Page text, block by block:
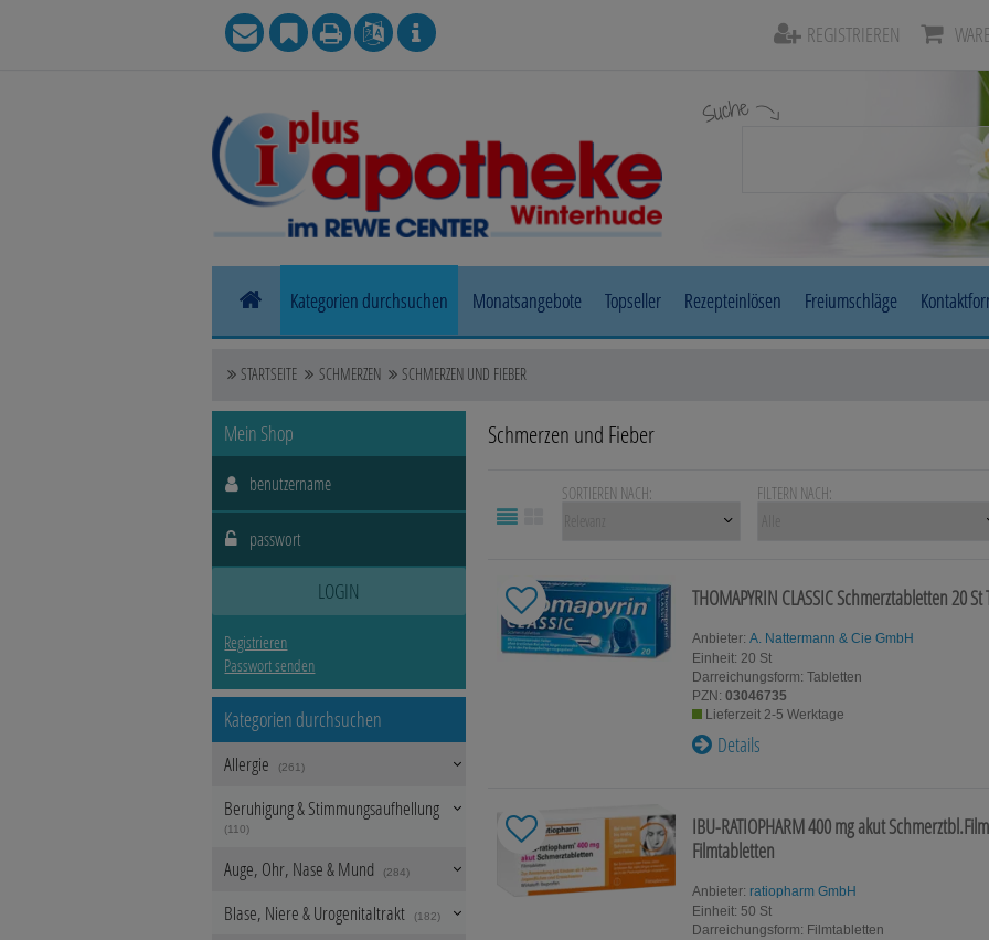
Suche
REGISTRIEREN
Kategorien durchsuchen
Allergie
Blase, Niere & Urogenitaltrakt
Haut, Haare & Nägel
Schmerzen
Schwangerschaft & Stillzeit
Original
Raucherentwöhnung Gesundheit & Fitness
Körperpflege Tablettenspender & Tablettenteiler
Bonbons
Monatsangebote Topseller Rezepteinlösen Freiumschläge
STARTSEITE SCHMERZEN SCHMERZEN UND FIEBER
Schmerzen und Fieber
SORTIEREN NACH: FILTERN NACH:
THOMAPYRIN CLASSIC Schmerztabletten 20 St
Anbieter: A. Nattermann & Cie GmbH
Einheit: 20 St
Darreichungsform: Tabletten
PZN: 03046735
Lieferzeit 2-5 Werktage
Details
IBU-RATIOPHARM 400 mg akut
Filmtabletten
Anbieter: ratiopharm GmbH
Einheit: 50 St
Darreichungsform: Filmtabletten
Mein Shop
LOGIN
Registrieren
Passwort senden
Kategorien durchsuchen
Allergie (261)
Beruhigung & Stimmungsaufhellung
(110)
Auge, Ohr, Nase & Mund (284)
Blase, Niere & Urogenitaltrakt (182)